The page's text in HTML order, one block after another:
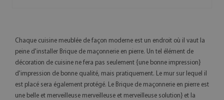
Chaque cuisine meublée de façon moderne est un endroit où il vaut la
peine d'installer Brique de maçonnerie en pierre. Un tel élément de
décoration de cuisine ne fera pas seulement {une bonne impression}
d'impression de bonne qualité, mais pratiquement. Le mur sur lequel il
est placé sera également protégé. Le Brique de maçonnerie en pierre est
une belle et merveilleuse merveilleuse et merveilleuse solution} et la